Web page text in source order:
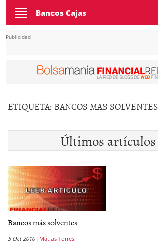
Toggle
navigation
Bancos Cajas
Publicidad
ETIQUETA: BANCOS MAS SOLVENTES
Últimos artículos
Bancos más solventes
5 Oct 2010 Matias Torres